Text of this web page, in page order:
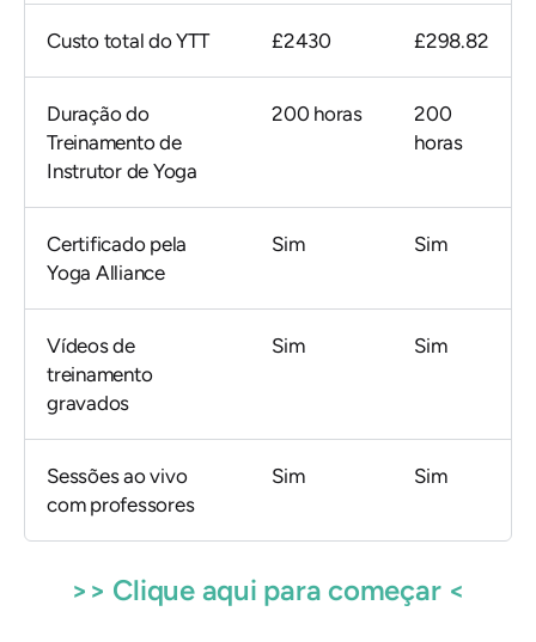
Custo total do YTT £2430 £298.82
Duração do
Treinamento de
Instrutor de Yoga
200 horas
200
horas
Certificado pela
Yoga Alliance
Sim Sim
Vídeos de
treinamento
gravados
Sim Sim
Sessões ao vivo
com professores
Sim Sim
>> Clique aqui para começar <